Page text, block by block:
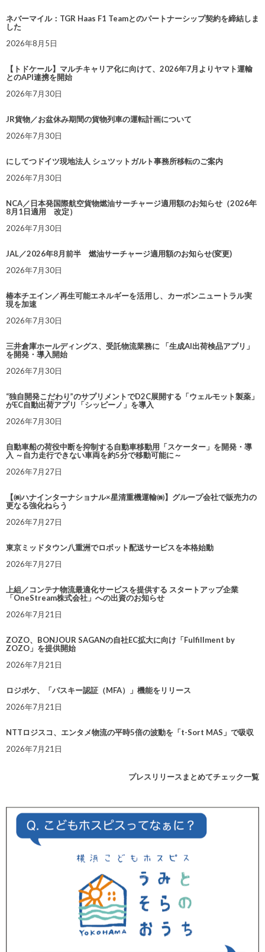
ネバーマイル：TGR Haas F1 Teamとのパートナーシップ契約を締結しま
した
2026年8月5日
【トドケール】マルチキャリア化に向けて、2026年7月よりヤマト運輸
とのAPI連携を開始
2026年7月30日
JR貨物／お盆休み期間の貨物列車の運転計画について
2026年7月30日
にしてつドイツ現地法人 シュツットガルト事務所移転のご案内
2026年7月30日
NCA／日本発国際航空貨物燃油サーチャージ適用額のお知らせ（2026年
8月1日適用 改定）
2026年7月30日
JAL／2026年8月前半 燃油サーチャージ適用額のお知らせ(変更)
2026年7月30日
椿本チエイン／再生可能エネルギーを活用し、カーボンニュートラル実
現を加速
2026年7月30日
三井倉庫ホールディングス、受託物流業務に 「生成AI出荷検品アプリ」
を開発・導入開始
2026年7月30日
“独自開発こだわり”のサプリメントでD2C展開する「ウェルモット製薬」
がEC自動出荷アプリ「シッピーノ」を導入
2026年7月30日
自動車船の荷役中断を抑制する自動車移動用「スケーター」を開発・導
入 ～自力走行できない車両を約5分で移動可能に～
2026年7月27日
【㈱ハナインターナショナル×星清重機運輸㈱】グループ会社で販売力の
更なる強化ねらう
2026年7月27日
東京ミッドタウン八重洲でロボット配送サービスを本格始動
2026年7月27日
上組／コンテナ物流最適化サービスを提供する スタートアップ企業
「OneStream株式会社」への出資のお知らせ
2026年7月21日
ZOZO、BONJOUR SAGANの自社EC拡大に向け「Fulfillment by
ZOZO」を提供開始
2026年7月21日
ロジポケ、「パスキー認証（MFA）」機能をリリース
2026年7月21日
NTTロジスコ、エンタメ物流の平時5倍の波動を「t-Sort MAS」で吸収
2026年7月21日
プレスリリースまとめてチェック一覧